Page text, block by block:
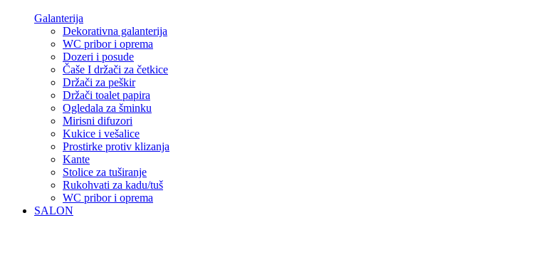
Galanterija
Dekorativna galanterija
WC pribor i oprema
Dozeri i posude
Čaše I držači za četkice
Držači za peškir
Držači toalet papira
Ogledala za šminku
Mirisni difuzori
Kukice i vešalice
Prostirke protiv klizanja
Kante
Stolice za tuširanje
Rukohvati za kadu/tuš
WC pribor i oprema
SALON